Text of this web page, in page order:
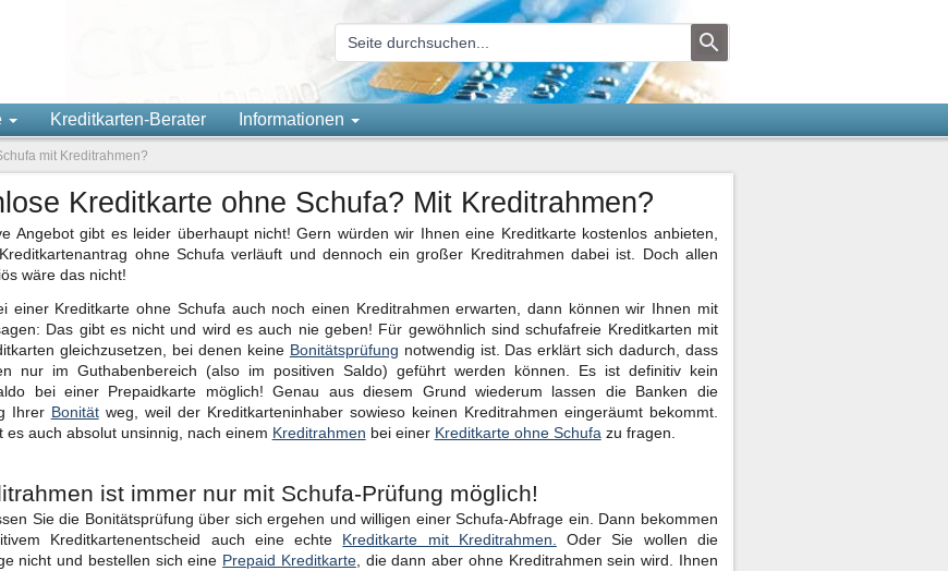
Kreditkarten-Berater Informationen
mit Kreditrahmen?
Kreditkarte ohne Schufa? Mit Kreditrahmen?
Angebot gibt es leider überhaupt nicht! Gern würden wir Ihnen eine Kreditkarte kostenlos anbieten,
ohne Schufa verläuft und dennoch ein großer Kreditrahmen dabei ist. Doch allen
wäre das nicht!
einer Kreditkarte ohne Schufa auch noch einen Kreditrahmen erwarten, dann können wir Ihnen mit
Das gibt es nicht und wird es auch nie geben! Für gewöhnlich sind schufafreie Kreditkarten mit
gleichzusetzen, bei denen keine Bonitätsprüfung notwendig ist. Das erklärt sich dadurch, dass
nur im Guthabenbereich (also im positiven Saldo) geführt werden können. Es ist definitiv kein
bei einer Prepaidkarte möglich! Genau aus diesem Grund wiederum lassen die Banken die
Ihrer Bonitätweg, weil der Kreditkarteninhaber sowieso keinen Kreditrahmen eingeräumt bekommt.
es auch absolut unsinnig, nach einem Kreditrahmen bei einer Kreditkarte ohne Schufa zu fragen.
ist immer nur mit Schufa-Prüfung möglich!
Sie die Bonitätsprüfung über sich ergehen und willigen einer Schufa-Abfrage ein. Dann bekommen
Kreditkartenentscheid auch eine echte
Kreditkarte mit Kreditrahmen.
Oder Sie wollen die
nicht und bestellen sich eine Prepaid Kreditkarte, die dann aber ohne Kreditrahmen sein wird. Ihnen